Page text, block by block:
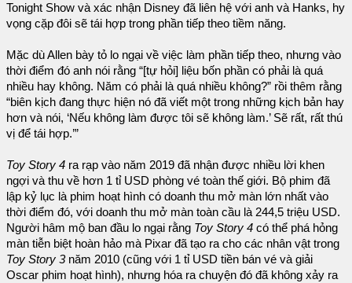
Tonight Show và xác nhận Disney đã liên hệ với anh và Hanks, hy
vọng cặp đôi sẽ tái hợp trong phần tiếp theo tiềm năng.
Mặc dù Allen bày tỏ lo ngại về việc làm phần tiếp theo, nhưng vào
thời điểm đó anh nói rằng “[tự hỏi] liệu bốn phần có phải là quá
nhiều hay không. Năm có phải là quá nhiều không?” rồi thêm rằng
“biên kịch đang thực hiện nó đã viết một trong những kịch bản hay
hơn và nói, ‘Nếu không làm được tôi sẽ không làm.’ Sẽ rất, rất thú
vị để tái hợp.’”
Toy Story 4 ra rạp vào năm 2019 đã nhận được nhiều lời khen
ngợi và thu về hơn 1 tỉ USD phòng vé toàn thế giới. Bộ phim đã
lập kỷ lục là phim hoạt hình có doanh thu mở màn lớn nhất vào
thời điểm đó, với doanh thu mở màn toàn cầu là 244,5 triệu USD.
Người hâm mộ ban đầu lo ngại rằng Toy Story 4 có thể phá hỏng
màn tiễn biệt hoàn hảo mà Pixar đã tạo ra cho các nhân vật trong
Toy Story 3năm 2010 (cũng với 1 tỉ USD tiền bán vé và giải
Oscar phim hoạt hình), nhưng hóa ra chuyện đó đã không xảy ra